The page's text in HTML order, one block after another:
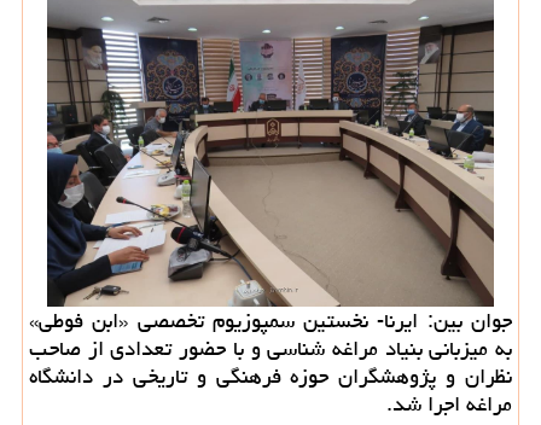
جوان بین: ایرنا- نخستین سمپوزیوم تخصصی «ابن فوطی»
به میزبانی بنیاد مراغه شناسی و با حضور تعدادی از صاحب
نظران و پژوهشگران حوزه فرهنگی و تاریخی در دانشگاه
مراغه اجرا شد.